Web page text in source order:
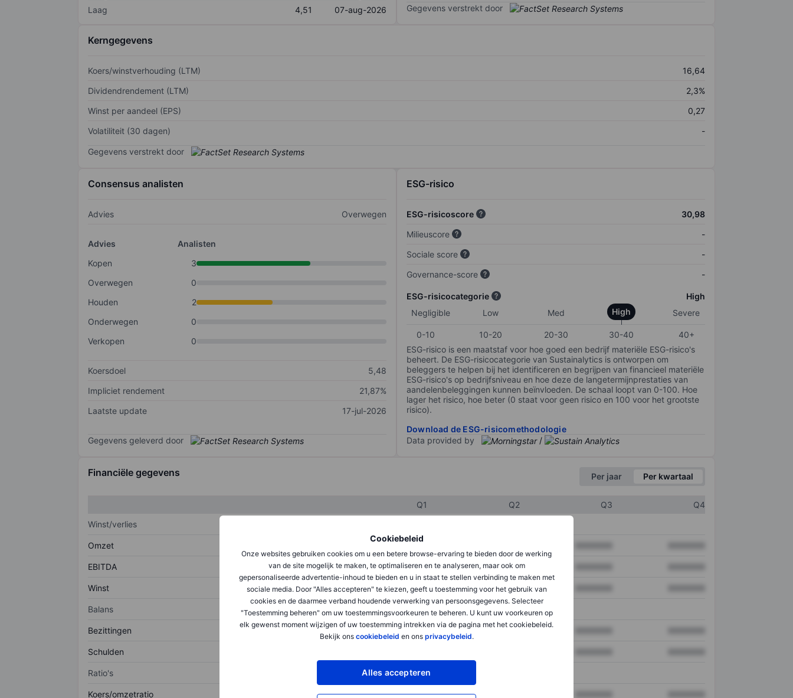
Cookiebeleid
Onze websites gebruiken cookies om u een betere browse-ervaring te bieden door de werking
van de site mogelijk te maken, te optimaliseren en te analyseren, maar ook om
gepersonaliseerde advertentie-inhoud te bieden en u in staat te stellen verbinding te maken met
sociale media. Door "Alles accepteren" te kiezen, geeft u toestemming voor het gebruik van
cookies en de daarmee verband houdende verwerking van persoonsgegevens. Selecteer
"Toestemming beheren" om uw toestemmingsvoorkeuren te beheren. U kunt uw voorkeuren op
elk gewenst moment wijzigen of uw toestemming intrekken via de pagina met het cookiebeleid.
Bekijk ons cookiebeleid en ons privacybeleid.
Alles accepteren
Laag
4,51 07-aug-2026 Gegevens verstrekt door
Kerngegevens
Koers/winstverhouding (LTM)
16,64
Dividendrendement (LTM)
2,3%
Winst per aandeel (EPS)
0,27
Volatiliteit (30 dagen)
-
Gegevens verstrekt door
Consensus analisten
Advies Overwegen
Advies
Analisten
Kopen
3
Overwegen
0
Houden
2
Onderwegen
0
Verkopen
0
Koersdoel
5,48
Impliciet rendement
21,87%
Laatste update
17-jul-2026
Gegevens geleverd door
ESG-risico
ESG-risicoscore
30,98
Milieuscore
-
Sociale score
-
Governance-score
-
ESG-risicocategorie
High
Negligible
Low Med High Severe
0-10 10-20 20-30 30-40
40+
ESG-risico is een maatstaf voor hoe goed een bedrijf materiële ESG-risico's
beheert. De ESG-risicocategorie van Sustainalytics is ontworpen om
beleggers te helpen bij het identificeren en begrijpen van financieel materiële
ESG-risico's op bedrijfsniveau en hoe deze de langetermijnprestaties van
aandelenbeleggingen kunnen beïnvloeden. De schaal loopt van 0-100. Hoe
lager het risico, hoe beter (0 staat voor geen risico en 100 voor het grootste
risico).
Download de ESG-risicomethodologie
Data provided by
/
Financiële gegevens Per jaar Per kwartaal
Q1 Q2 Q3
Q4
Winst/verlies
Omzet XXXXXXX
EBITDA XXXXXXX XXXXXXX
Winst XXXXXXX XXXXXXX
Balans
Bezittingen XXXXXXX XXXXXXX
Schulden
Ratio's
Koers/omzetratio XXXXXXX